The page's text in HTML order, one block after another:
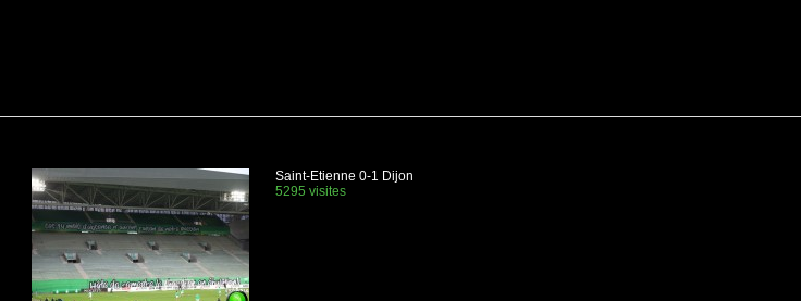
Saint-Etienne 0-1 Dijon
5295 visites